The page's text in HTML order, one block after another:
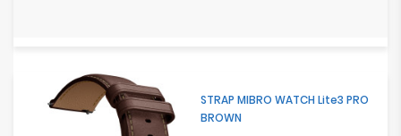
STRAP MIBRO WATCH Lite3 PRO
BROWN